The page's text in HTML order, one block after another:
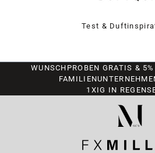
Test &
WUNSCHPROBEN GRATIS &
1XIG IN